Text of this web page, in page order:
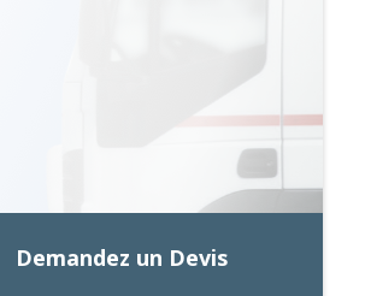
Demandez un Devis